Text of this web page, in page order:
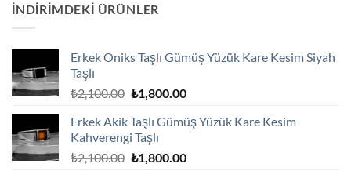
İNDIRIMDEKI ÜRÜNLER
Erkek Oniks Taşlı Gümüş Yüzük Kare Kesim Siyah
Taşlı
₺2,100.00 Orijinal
₺2,100.00.
₺1,800.00Şu
fiyat:
Erkek Akik Taşlı Gümüş Yüzük Kare Kesim
Kahverengi Taşlı
₺2,100.00 Orijinal
₺1,800.00Şu